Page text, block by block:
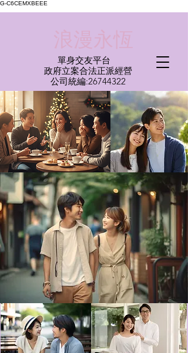
G-C6CEMXBEEE
單身交友平台
​政府立案合法正派經營​
​公司統編:26744322
​浪漫永恆